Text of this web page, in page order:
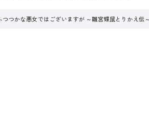
つつかな悪女ではございますが ～雛宮蝶鼠とりかえ伝